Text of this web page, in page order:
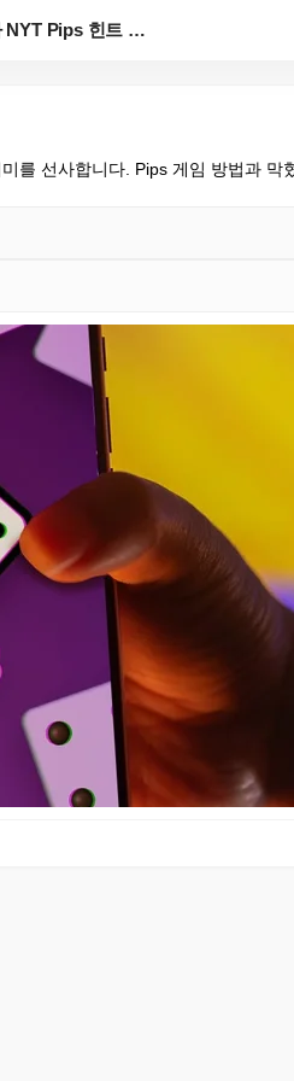
2026년 7월 4일자 NYT Pips 힌트 및 정답
를 선사합니다. Pips 게임 방법과 막